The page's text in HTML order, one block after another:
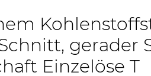
gerader
Einzelöse T